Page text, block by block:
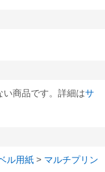
商品です。詳細はサ
ル用紙 > マルチプリン